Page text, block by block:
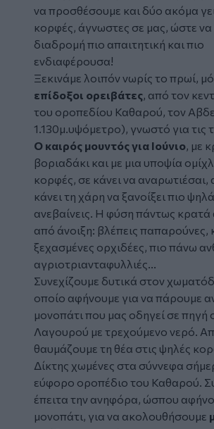
να προσθέσουμε και δύο ακόμα
κορφές, άγνωστες σε μας, ώστε να
διαδρομή πιο απαιτητική και πιο
ενδιαφέρουσα!
Ξεκινάμε λοιπόν νωρίς το πρωί,
επίδοξοι ορειβάτες, από τον
του οροπεδίου Καθαρού, τον
1.130μ.υψόμετρο), γνωστό για τις
Ο καιρός μουντός για Ιούνιο, με
βοριαδάκι και με μια υποψία
κορφές, σε κάνει να αναρωτιέσαι,
κάνει τη χάρη να ξανοίξει πιο
ανεβαίνεις. Η φύση πάντως κρατά
από άνοιξη: βλέπεις παπαρούνες,
ξεχασμένες ορχιδέες, πιο πάνω
αγριοτριανταφυλλιές...
Συνεχίζουμε δυτικά στον
οποίο αφήνουμε για να πάρουμε
μονοπάτι που μας οδηγεί σε πηγή
Λαγουρού με τρεχούμενο νερό.
θαυμάζουμε τη θέα στις ψηλές
Δίκτης χωμένες στα σύννεφα
εύφορο οροπέδιο του Καθαρού.
έπειτα την ανηφόρα, ώσπου
μονοπάτι, για να ακολουθήσουμε